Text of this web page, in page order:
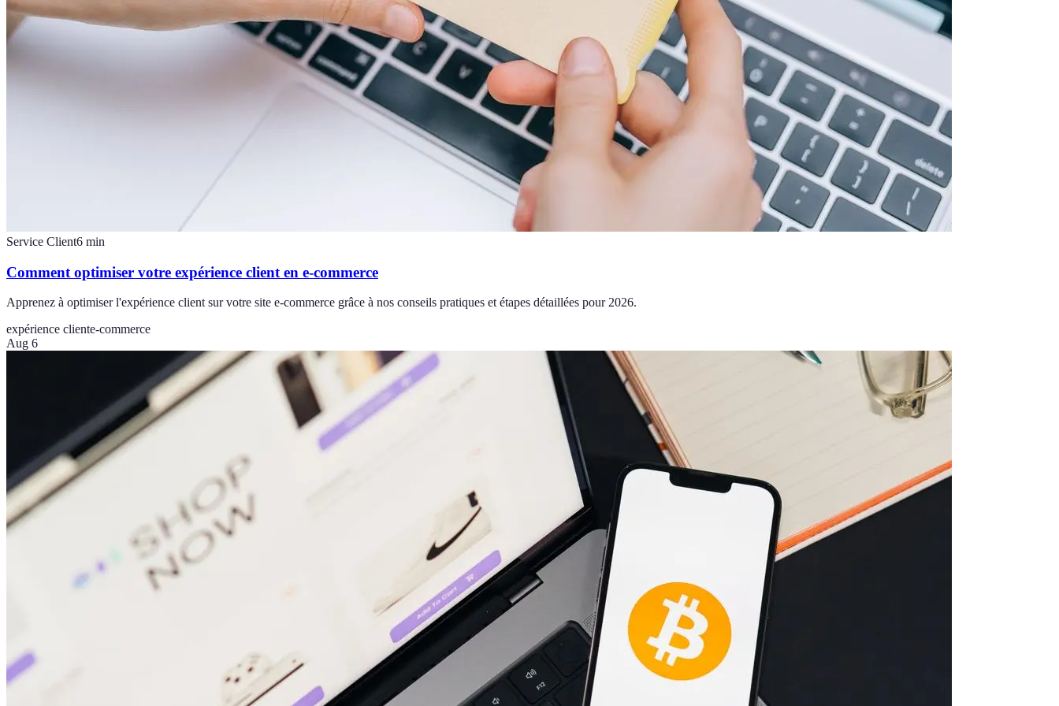
Service Client6 min
Comment optimiser votre expérience client en e-commerce
Apprenez à optimiser l'expérience client sur votre site e-commerce grâce à nos conseils pratiques et étapes détaillées pour 2026.
expérience cliente-commerce
Aug 6